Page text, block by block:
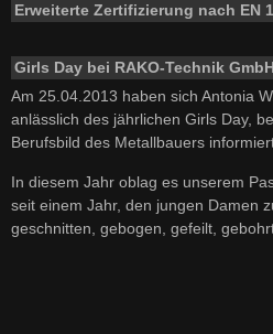
Erweiterte Zertifizierung nach EN
Girls Day bei RAKO-Technik
Am 25.04.2013 haben sich Antonia
anlässlich des jährlichen Girls Day,
Berufsbild des Metallbauers
In diesem Jahr oblag es unserem
seit einem Jahr, den jungen Damen
geschnitten, gebogen, gefeilt,